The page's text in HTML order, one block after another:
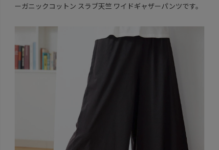
ーガニックコットン スラブ天竺 ワイドギャザーパンツです。